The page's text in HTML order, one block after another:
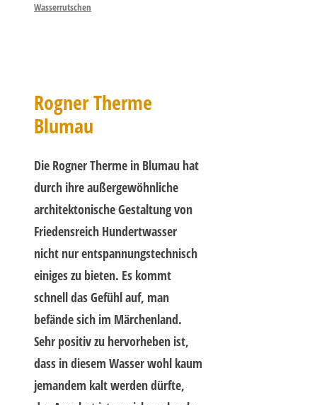
Wasserrutschen
Rogner Therme
Blumau
Die Rogner Therme in Blumau hat
durch ihre außergewöhnliche
architektonische Gestaltung von
Friedensreich Hundertwasser
nicht nur entspannungstechnisch
einiges zu bieten. Es kommt
schnell das Gefühl auf, man
befände sich im Märchenland.
Sehr positiv zu hervorheben ist,
dass in diesem Wasser wohl kaum
jemandem kalt werden dürfte,